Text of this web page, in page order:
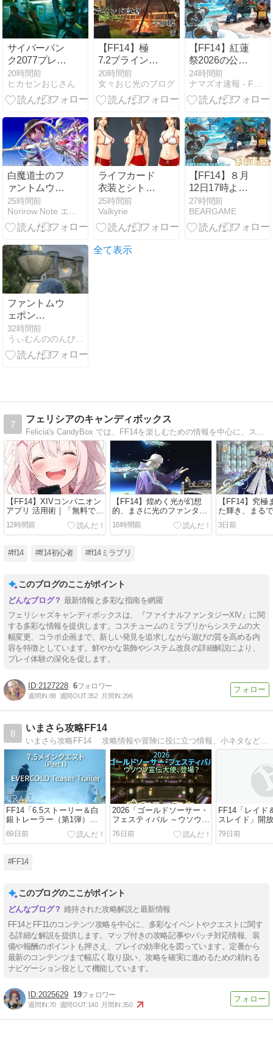
ラム」｜賢者
ファントムウ
エポン第4段
階 見た目
サイバーパン
ク2077プレイ
日記 #4 強奪
20時間前
ヒカセンおじさん
【FF14】極
7.2ブラインド
攻略 その後 ま
とめ 【日記】
20時間前
女々おじ光のブログ
【FF14】紅蓮
祭2026の公式
アートが公開
「青魔道士が
いる！」海外
目
24時間前
白魔道士のフ
ァントムウェ
ポン (PW) 最
終形態・光る
天使の鍵の杖
オカルタム・
ケーン』
25時間前
ライフカード
衣装とシトラ
ス衣装
25時間前
Valkyrie
【FF14】８月
12日17時より
「紅蓮祭
2026」が開
催！
27時間前
BEARGAME
ファントムウ
ェポン
（PW）完
成！ 黄金を締
めくくる旅に
32時間前
うぃむんののんびりエオルゼア日誌／FF14
全て表示
7
フェリシアのキャンディボックス
【FF14】XIVコンパニオン
アプリ 活用術｜「無料でも
ココまで使える」その使い
方と利用方法をご紹介！
12時間前
【FF14】煌めく光が幻想
的、まさに光のファンタジ
ー「ファントムオカルタ
ム・ペンデュラム」｜賢者
ファントムウエポン第4段
階 見た目
16時間前
【FF14】究極
た輝き、まる
う？「ファン
ム・ソード、
カルタム・シ
3日前
#ff14 #ff14初心者 #ff14ミラプリ
このブログのここがポイント
最新情報と多彩な指南を網羅
フェリシャズキャンディボックスは、『ファイナルファンタジーXIV』に関
する多彩な情報を提供します。コスチュームのミラプリからシステムの大
幅変更、コラボ企画まで、新しい発見を追求しながら遊びの質を高める内
容を特徴としています。鮮やかな装飾やシステム改良の詳細解説により、
プレイ体験の深化を促します。
2127228 6
週間IN:88 週間OUT:352 月間IN:296
8
いまさら攻略FF14
いまさら攻略FF14 攻略情報や冒険に役に立つ情報、小ネタなど。 初心者に優しい攻略ブログです。
FF14「6.5ストーリー＆白
銀トレーラー（第1弾）」
気になるポイント
69日前
2026「ゴールドソーサー・
フェスティバル ～ウソウソ
宣伝大使、登場？～」攻略
76日前
FF14「レイド
スレイド」開
79日前
#FF14
このブログのここがポイント
維持された攻略解説と最新情報
FF14とFF11のコンテンツ攻略を中心に、多彩なイベントやクエストに関す
る詳細な解説を提供します。マップ付きの攻略記事やパッチ対応情報、装
備や報酬のポイントも押さえ、プレイの効率化を図っています。定番から
最新のコンテンツまで幅広く取り扱い、攻略を確実に進めるための頼れる
ナビゲーション役として機能しています。
2025629 19
週間IN:70 週間OUT:140 月間IN:350